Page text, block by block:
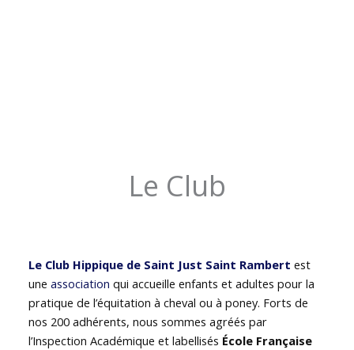
Le Club
Le Club Hippique de Saint Just Saint Rambert est
uneassociation qui accueille enfants et adultes pour la
pratique de l’équitation à cheval ou à poney. Forts de
nos 200 adhérents, nous sommes agréés par
l’Inspection Académique et labellisés École Française